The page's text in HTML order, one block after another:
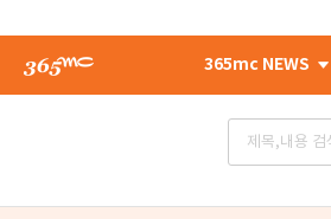
365mc NEWS